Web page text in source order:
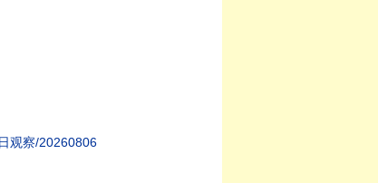
观察/20260806